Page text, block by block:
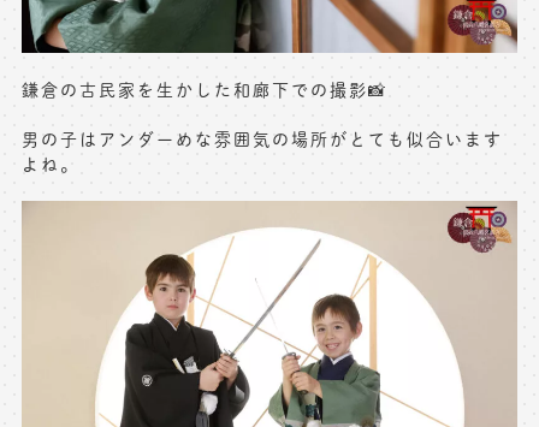
マイページへログインする
無料会員登録はこちら
鎌倉の古民家を生かした和廊下での撮影📸
男の子はアンダーめな雰囲気の場所がとても似合います
よね。